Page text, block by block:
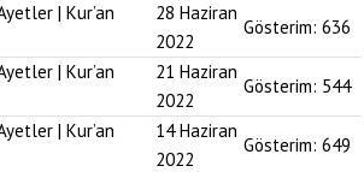
| Kur’an
28 Haziran
2022
Gösterim: 636
| Kur’an
21 Haziran
2022
Gösterim: 544
| Kur’an
14 Haziran
2022
Gösterim: 649